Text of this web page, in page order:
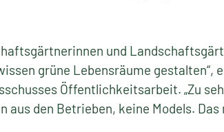
und
grüne Lebensräume gestalten“,
Öffentlichkeitsarbeit. „Zu
aus den Betrieben, keine Models.